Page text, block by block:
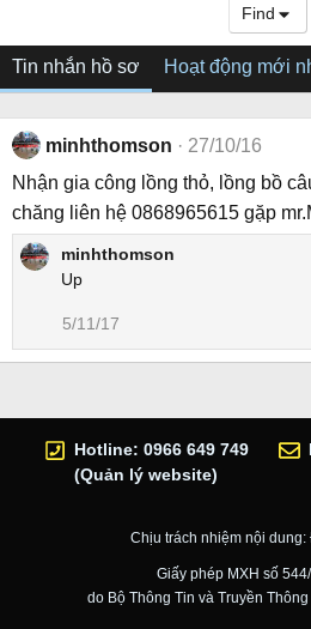
Find
Tin nhắn hồ sơ Hoạt động mới
minhthomson
27/10/16
Nhận gia công lồng thỏ, lồng bồ
chăng liên hệ 0868965615 gặp
minhthomson
Up
5/11/17
Hotline: 0966 649 749
(Quản lý website)
Chịu trách nhiệm nội
Giấy phép MXH số
do Bộ Thông Tin và Truyền